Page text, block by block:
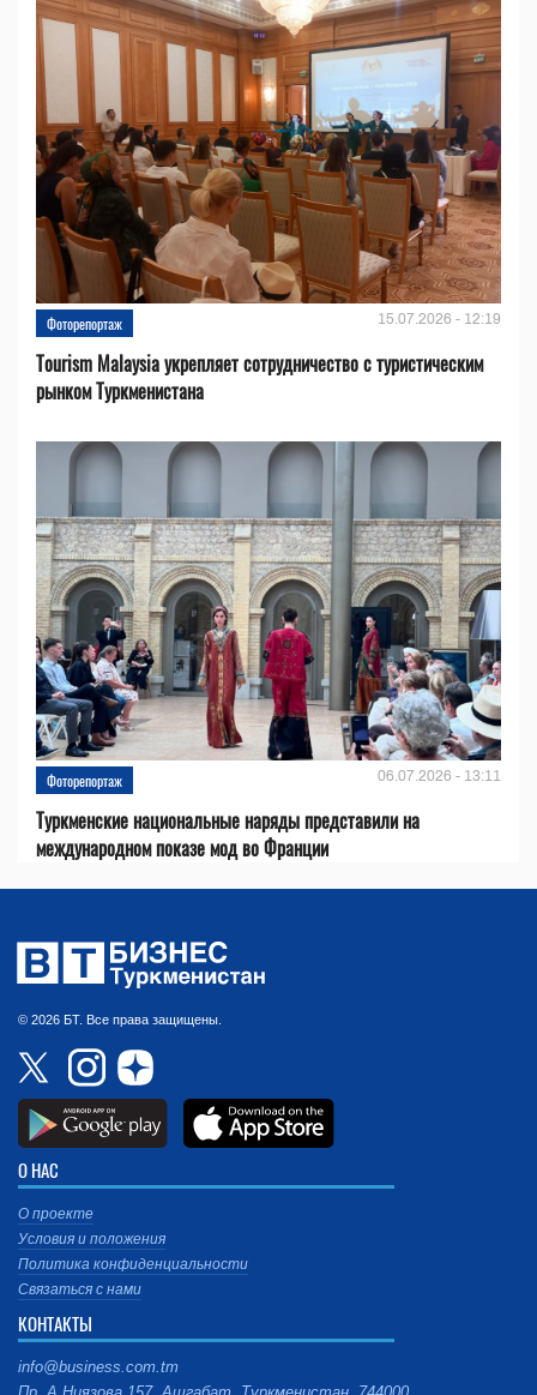
Фоторепортаж 15.07.2026 - 12:19
Tourism Malaysia укрепляет сотрудничество с туристическим
рынком Туркменистана
Фоторепортаж 06.07.2026 - 13:11
Туркменские национальные наряды представили на
международном показе мод во Франции
© 2026 БТ. Все права защищены.
О НАС
О проекте
Условия и положения
Политика конфиденциальности
Связаться с нами
КОНТАКТЫ
info@business.com.tm